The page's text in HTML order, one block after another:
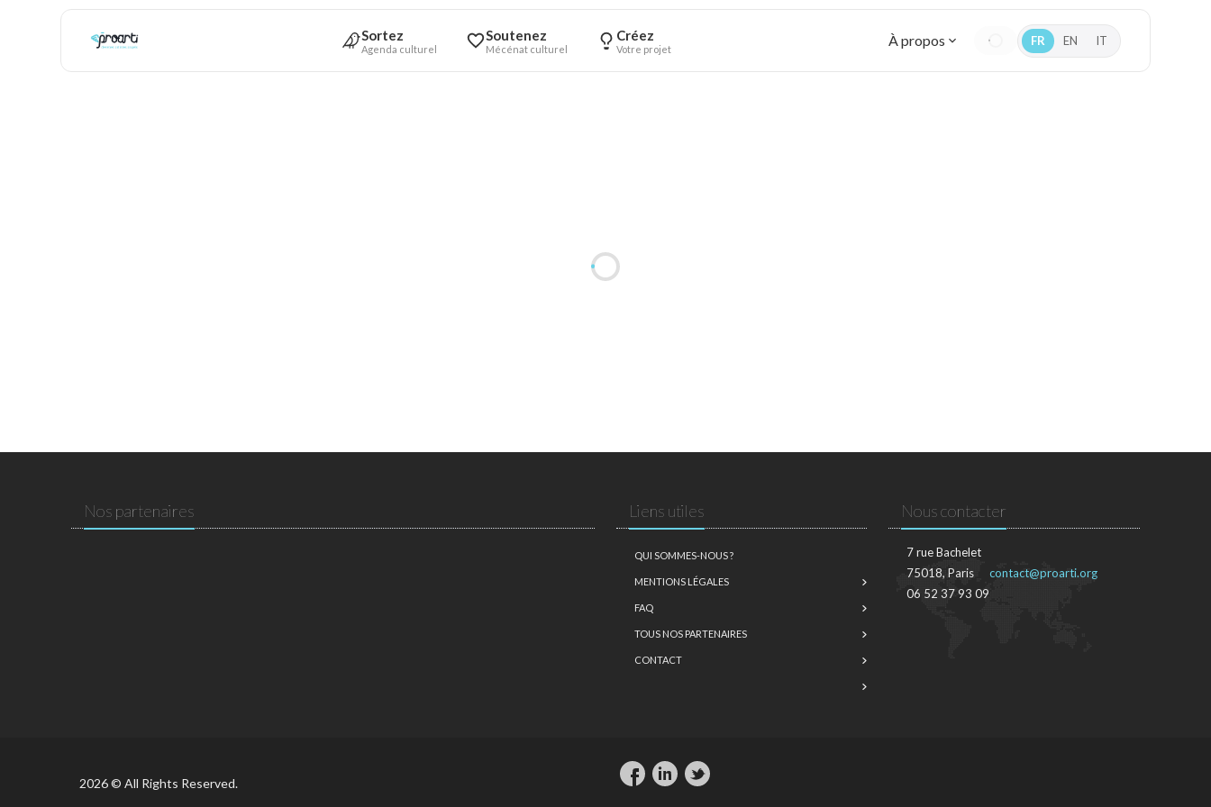
Sortez
Agenda culturel
Soutenez
Mécénat culturel
Créez
Votre projet À propos FR EN IT
Nos partenaires Liens utiles
QUI SOMMES-NOUS ?
MENTIONS LÉGALES
FAQ
TOUS NOS PARTENAIRES
CONTACT
Nous contacter
7 rue Bachelet
75018, Paris
06 52 37 93 09
contact@proarti.org
2026 © All Rights Reserved.